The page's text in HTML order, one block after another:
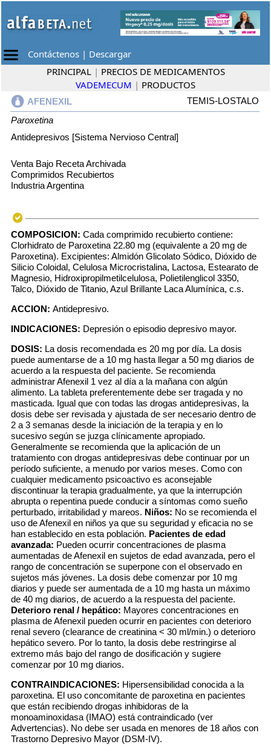
Contáctenos | Descargar
PRINCIPAL | PRECIOS DE MEDICAMENTOS
VADEMECUM | PRODUCTOS
AFENEXIL
TEMIS-LOSTALO
Paroxetina
Antidepresivos [Sistema Nervioso Central]
Venta Bajo Receta Archivada
Comprimidos Recubiertos
Industria Argentina
COMPOSICION: Cada comprimido recubierto contiene:
Clorhidrato de Paroxetina 22.80 mg (equivalente a 20 mg de
Paroxetina). Excipientes: Almidón Glicolato Sódico, Dióxido de
Silicio Coloidal, Celulosa Microcristalina, Lactosa, Estearato de
Magnesio, Hidroxipropilmetilcelulosa, Polietilenglicol 3350,
Talco, Dióxido de Titanio, Azul Brillante Laca Alumínica, c.s.
ACCION: Antidepresivo.
INDICACIONES: Depresión o episodio depresivo mayor.
DOSIS: La dosis recomendada es 20 mg por día. La dosis
puede aumentarse de a 10 mg hasta llegar a 50 mg diarios de
acuerdo a la respuesta del paciente. Se recomienda
administrar Afenexil 1 vez al día a la mañana con algún
alimento. La tableta preferentemente debe ser tragada y no
masticada. Igual que con todas las drogas antidepresivas, la
dosis debe ser revisada y ajustada de ser necesario dentro de
2 a 3 semanas desde la iniciación de la terapia y en lo
sucesivo según se juzga clínicamente apropiado.
Generalmente se recomienda que la aplicación de un
tratamiento con drogas antidepresivas debe continuar por un
período suficiente, a menudo por varios meses. Como con
cualquier medicamento psicoactivo es aconsejable
discontinuar la terapia gradualmente, ya que la interrupción
abrupta o repentina puede conducir a síntomas como sueño
perturbado, irritabilidad y mareos. Niños: No se recomienda el
uso de Afenexil en niños ya que su seguridad y eficacia no se
han establecido en esta población. Pacientes de edad
avanzada: Pueden ocurrir concentraciones de plasma
aumentadas de Afenexil en sujetos de edad avanzada, pero el
rango de concentración se superpone con el observado en
sujetos más jóvenes. La dosis debe comenzar por 10 mg
diarios y puede ser aumentada de a 10 mg hasta un máximo
de 40 mg diarios, de acuerdo a la respuesta del paciente.
Deterioro renal / hepático: Mayores concentraciones en
plasma de Afenexil pueden ocurrir en pacientes con deterioro
renal severo (clearance de creatinina < 30 ml/min.) o deterioro
hepático severo. Por lo tanto, la dosis debe restringirse al
extremo más bajo del rango de dosificación y sugiere
comenzar por 10 mg diarios.
CONTRAINDICACIONES: Hipersensibilidad conocida a la
paroxetina. El uso concomitante de paroxetina en pacientes
que están recibiendo drogas inhibidoras de la
monoaminoxidasa (IMAO) está contraindicado (ver
Advertencias). No debe ser usada en menores de 18 años con
Trastorno Depresivo Mayor (DSM-IV).